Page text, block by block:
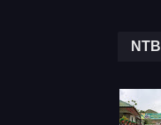
NTB